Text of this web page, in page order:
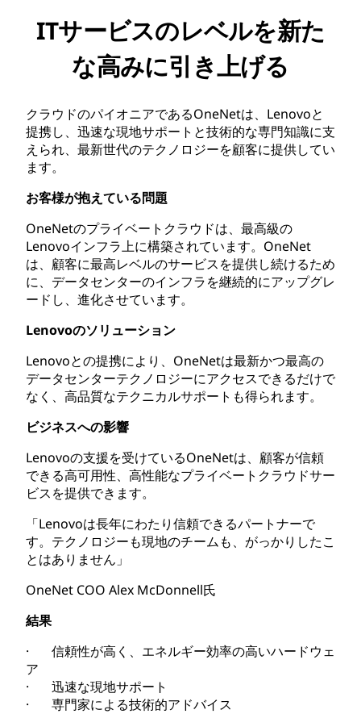
ITサービスのレベルを新た
な高みに引き上げる
クラウドのパイオニアであるOneNetは、Lenovoと
提携し、迅速な現地サポートと技術的な専門知識に支
えられ、最新世代のテクノロジーを顧客に提供してい
ます。
お客様が抱えている問題
OneNetのプライベートクラウドは、最高級の
Lenovoインフラ上に構築されています。OneNet
は、顧客に最高レベルのサービスを提供し続けるため
に、データセンターのインフラを継続的にアップグレ
ードし、進化させています。
Lenovoのソリューション
Lenovoとの提携により、OneNetは最新かつ最高の
データセンターテクノロジーにアクセスできるだけで
なく、高品質なテクニカルサポートも得られます。
ビジネスへの影響
Lenovoの支援を受けているOneNetは、顧客が信頼
できる高可用性、高性能なプライベートクラウドサー
ビスを提供できます。
「Lenovoは長年にわたり信頼できるパートナーで
す。テクノロジーも現地のチームも、がっかりしたこ
とはありません」
OneNet COO Alex McDonnell氏
結果
· 信頼性が高く、エネルギー効率の高いハードウェ
ア
· 迅速な現地サポート
· 専門家による技術的アドバイス